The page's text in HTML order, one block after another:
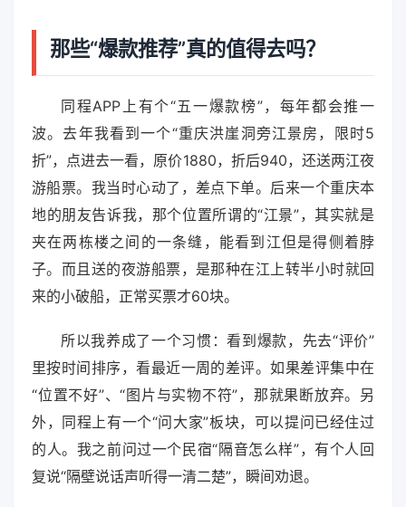
那些“爆款推荐”真的值得去吗？
同程APP上有个“五一爆款榜”，每年都会推一
波。去年我看到一个“重庆洪崖洞旁江景房，限时5
折”，点进去一看，原价1880，折后940，还送两江夜
游船票。我当时心动了，差点下单。后来一个重庆本
地的朋友告诉我，那个位置所谓的“江景”，其实就是
夹在两栋楼之间的一条缝，能看到江但是得侧着脖
子。而且送的夜游船票，是那种在江上转半小时就回
来的小破船，正常买票才60块。
所以我养成了一个习惯：看到爆款，先去“评价”
里按时间排序，看最近一周的差评。如果差评集中在
“位置不好”、“图片与实物不符”，那就果断放弃。另
外，同程上有一个“问大家”板块，可以提问已经住过
的人。我之前问过一个民宿“隔音怎么样”，有个人回
复说“隔壁说话声听得一清二楚”，瞬间劝退。